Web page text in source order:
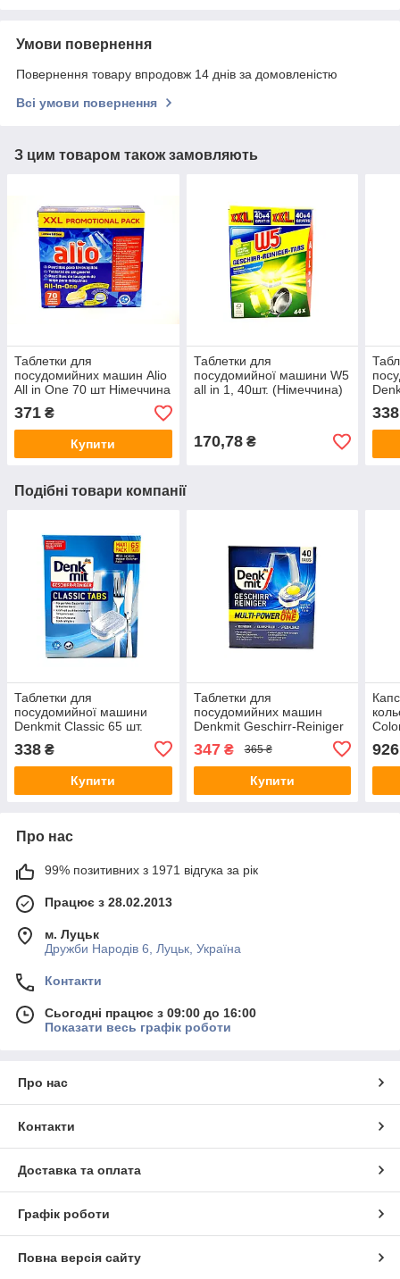
Умови повернення
Повернення товару впродовж 14 днів за домовленістю
Всі умови повернення
З цим товаром також замовляють
Таблетки для
посудомийних машин Alio
All in One 70 шт Німеччина
371 ₴
Купити
Таблетки для
посудомийної машини W5
all in 1, 40шт. (Німеччина)
170,78₴
338
Подібні товари компанії
Таблетки для
посудомийної машини
Denkmit Classic 65 шт.
338 ₴
Купити
Таблетки для
посудомийних машин
Denkmit Geschirr-Reiniger
40шт.
347₴ 365 ₴
Купити
926
Про нас
99% позитивних з 1971 відгука за рік
Працює з 28.02.2013
м. Луцьк
Дружби Народів 6, Луцьк, Україна
Контакти
Сьогодні працює з 09:00 до 16:00
Показати весь графік роботи
Про нас
Контакти
Доставка та оплата
Графік роботи
Повна версія сайту